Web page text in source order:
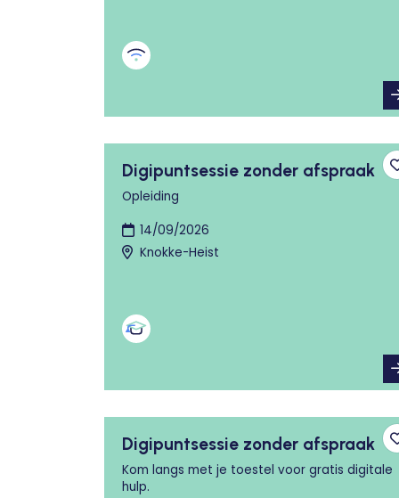
Digipuntsessie zonder afspraak
Opleiding
14/09/2026
Knokke-Heist
Digipuntsessie zonder afspraak
Kom langs met je toestel voor gratis digitale
hulp.